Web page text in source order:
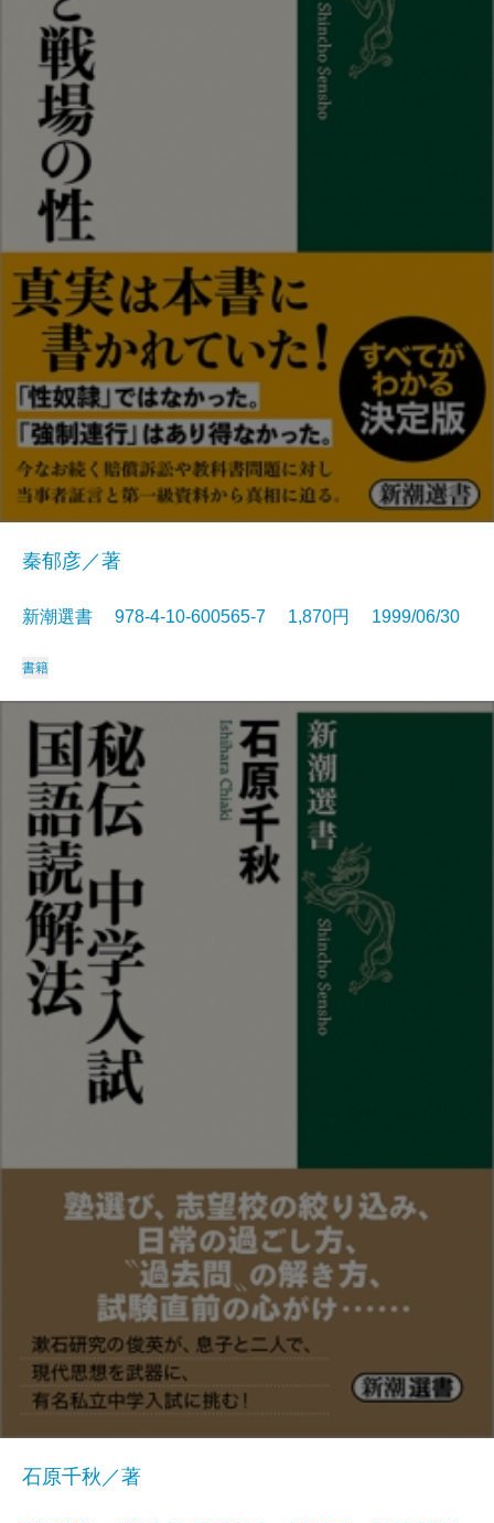
秦郁彦／著
新潮選書 978-4-10-600565-7 1,870円 1999/06/30
書籍
石原千秋／著